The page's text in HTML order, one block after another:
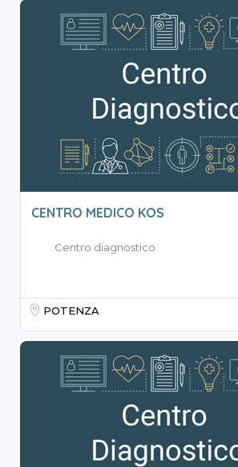
CENTRO MEDICO KOS
Centro diagnostico
POTENZA